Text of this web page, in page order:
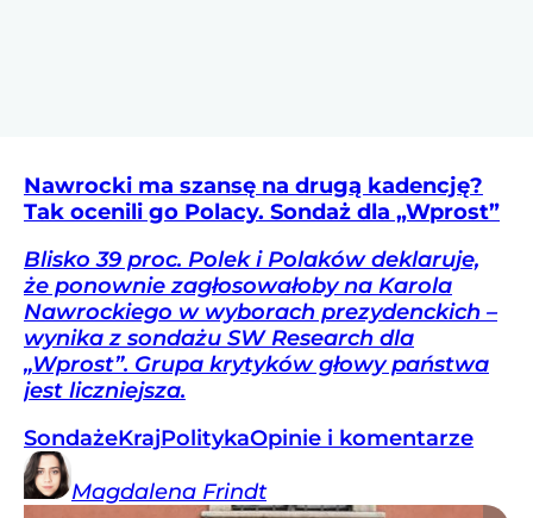
Nawrocki ma szansę na drugą kadencję?
Tak ocenili go Polacy. Sondaż dla „Wprost”
Blisko 39 proc. Polek i Polaków deklaruje,
że ponownie zagłosowałoby na Karola
Nawrockiego w wyborach prezydenckich –
wynika z sondażu SW Research dla
„Wprost”. Grupa krytyków głowy państwa
jest liczniejsza.
SondażeKrajPolitykaOpinie i komentarze
Magdalena Frindt